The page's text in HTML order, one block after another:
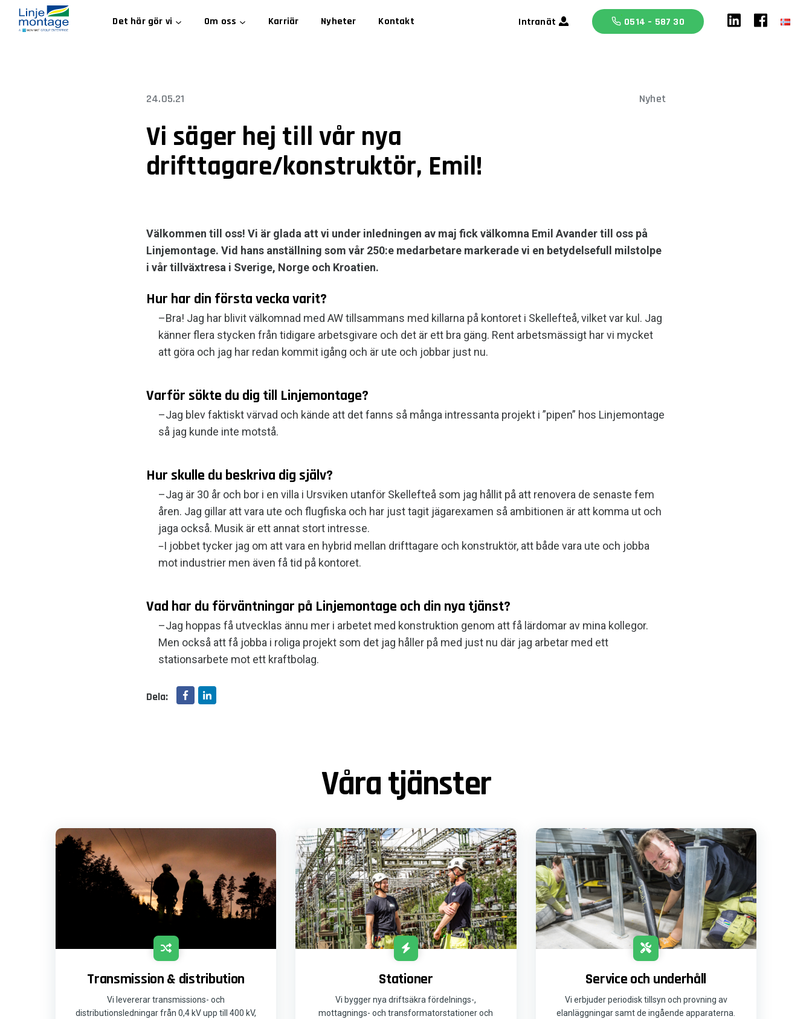
Skip
Det här gör vi Om oss Karriär Nyheter Kontakt Intranät 0514 – 587 30
24.05.21 Nyhet
Vi säger hej till vår nya
drifttagare/konstruktör, Emil!
Välkommen till oss! Vi är glada att vi under inledningen av maj fick välkomna Emil Avander till oss på
Linjemontage. Vid hans anställning som vår 250:e medarbetare markerade vi en betydelsefull milstolpe
i vår tillväxtresa i Sverige, Norge och Kroatien.
Hur har din första vecka varit?
–Bra! Jag har blivit välkomnad med AW tillsammans med killarna på kontoret i Skellefteå, vilket var kul. Jag
känner flera stycken från tidigare arbetsgivare och det är ett bra gäng. Rent arbetsmässigt har vi mycket
att göra och jag har redan kommit igång och är ute och jobbar just nu.
Varför sökte du dig till Linjemontage?
–Jag blev faktiskt värvad och kände att det fanns så många intressanta projekt i ”pipen” hos Linjemontage
så jag kunde inte motstå.
Hur skulle du beskriva dig själv?
–Jag är 30 år och bor i en villa i Ursviken utanför Skellefteå som jag hållit på att renovera de senaste fem
åren. Jag gillar att vara ute och flugfiska och har just tagit jägarexamen så ambitionen är att komma ut och
jaga också. Musik är ett annat stort intresse.
–I jobbet tycker jag om att vara en hybrid mellan drifttagare och konstruktör, att både vara ute och jobba
mot industrier men även få tid på kontoret.
Vad har du förväntningar på Linjemontage och din nya tjänst?
–Jag hoppas få utvecklas ännu mer i arbetet med konstruktion genom att få lärdomar av mina kollegor.
Men också att få jobba i roliga projekt som det jag håller på med just nu där jag arbetar med ett
stationsarbete mot ett kraftbolag.
Dela:
Våra tjänster
Transmission & distribution
Vi levererar transmissions- och
distributionsledningar från 0,4 kV upp till 400 kV,
Stationer
Vi bygger nya driftsäkra fördelnings-,
mottagnings- och transformatorstationer och
Service och underhåll
Vi erbjuder periodisk tillsyn och provning av
elanläggningar samt de ingående apparaterna.